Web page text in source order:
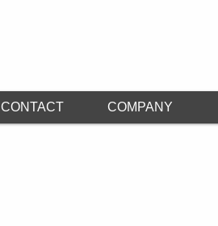
CONTACT COMPANY